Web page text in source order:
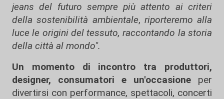
jeans del futuro sempre più attento ai criteri
della sostenibilità ambientale, riporteremo alla
luce le origini del tessuto, raccontando la storia
della città al mondo".
Un momento di incontro tra produttori,
designer, consumatori e un'occasione per
divertirsi con performance, spettacoli, concerti